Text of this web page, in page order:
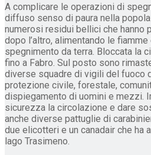
A complicare le operazioni di
diffuso senso di paura nella
numerosi residui bellici che hanno
dopo l’altro, alimentando le
spegnimento da terra. Bloccata la
fino a Fabro. Sul posto sono
diverse squadre di vigili del fuoco
protezione civile, forestale,
dispiegamento di uomini e mezzi.
sicurezza la circolazione e dare
anche diverse pattuglie di
due elicotteri e un canadair che ha
lago Trasimeno.